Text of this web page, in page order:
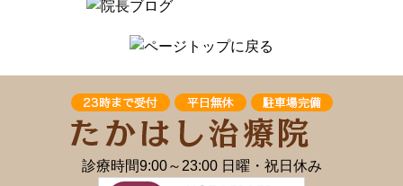
診療時間9:00～23:00 日曜・祝日休み